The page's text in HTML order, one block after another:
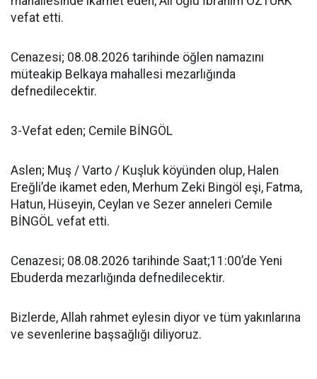
vefat etti.
Cenazesi; 08.08.2026 tarihinde öğlen namazını
müteakip Belkaya mahallesi mezarlığında
defnedilecektir.
3-Vefat eden; Cemile BİNGÖL
Aslen; Muş / Varto / Kuşluk köyünden olup, Halen
Ereğli’de ikamet eden, Merhum Zeki Bingöl eşi, Fatma,
Hatun, Hüseyin, Ceylan ve Sezer anneleri Cemile
BİNGÖL vefat etti.
Cenazesi; 08.08.2026 tarihinde Saat;11:00’de Yeni
Ebuderda mezarlığında defnedilecektir.
Bizlerde, Allah rahmet eylesin diyor ve tüm yakınlarına
ve sevenlerine başsağlığı diliyoruz.